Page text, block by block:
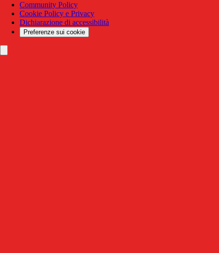
Community Policy
Cookie Policy e Privacy
Dichiarazione di accessibilità
Preferenze sui cookie